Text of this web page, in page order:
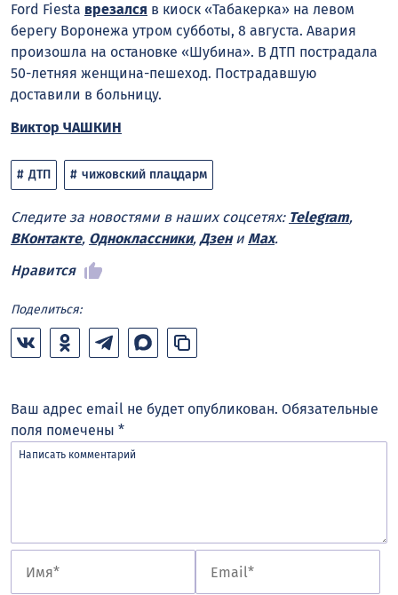
Ford Fiesta врезался в киоск «Табакерка» на левом
берегу Воронежа утром субботы, 8 августа. Авария
произошла на остановке «Шубина». В ДТП пострадала
50-летняя женщина-пешеход. Пострадавшую
доставили в больницу.
Виктор ЧАШКИН
ДТП чижовский плацдарм
Следите за новостями в наших соцсетях: Telegram,
ВКонтакте, Одноклассники, Дзени Max.
Нравится
Поделиться:
Ваш адрес email не будет опубликован. Обязательные
поля помечены *